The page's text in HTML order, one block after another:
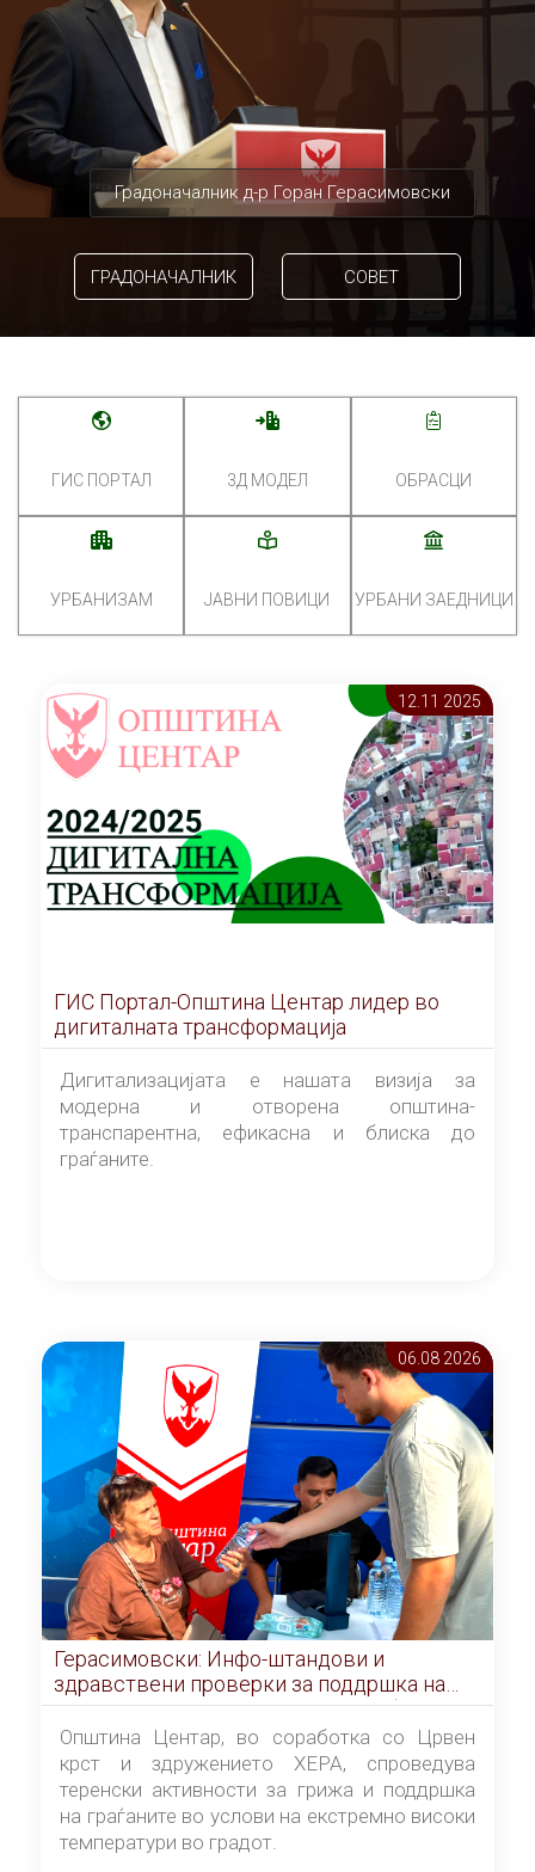
Градоначалник д-р Горан Герасимовски
ГРАДОНАЧАЛНИК СОВЕТ
ГИС ПОРТАЛ 3Д МОДЕЛ ОБРАСЦИ
УРБАНИЗАМ ЈАВНИ ПОВИЦИ УРБАНИ ЗАЕДНИЦИ
12.11 2025
ГИС Портал-Општина Центар лидер во
дигиталната трансформација
Дигитализацијата е нашата визија за
модерна и отворена општина-
транспарентна, ефикасна и блиска до
граѓаните.
06.08 2026
Герасимовски: Инфо-штандови и
здравствени проверки за поддршка на
граѓаните во услови на топлотен бран
Општина Центар, во соработка со Црвен
крст и здружението ХЕРА, спроведува
теренски активности за грижа и поддршка
на граѓаните во услови на екстремно високи
температури во градот.